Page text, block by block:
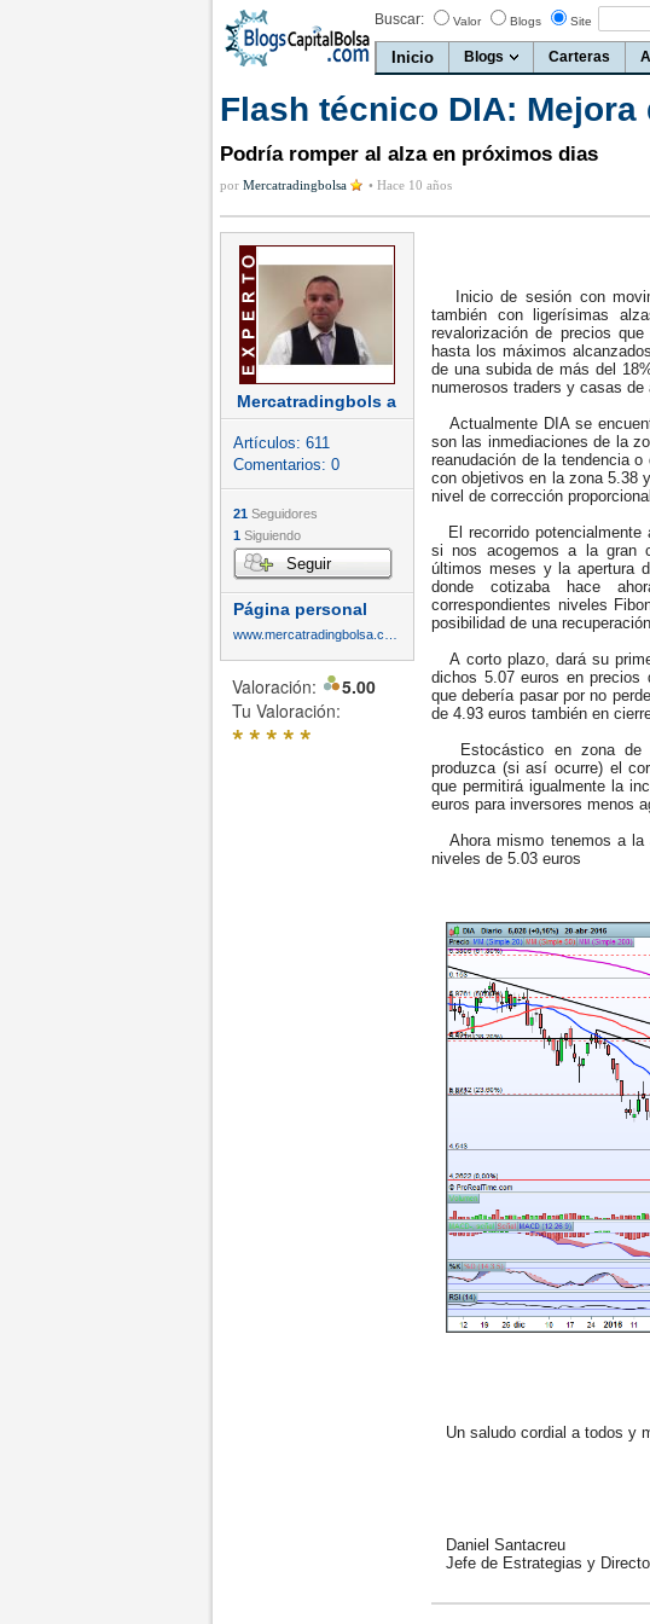
Buscar: Valor Blogs Site
Inicio Blogs Carteras
Flash técnico DIA:
Podría romper al alza en próximos dias
por Mercatradingbolsa • Hace 10 años
Mercatradingbols a
Artículos: 611
Comentarios: 0
21 Seguidores
1 Siguiendo
Seguir
Página personal
Valoración:
5.00
Tu Valoración:
*****
Inicio de sesión con
también con ligerísimas
revalorización de precios
hasta los máximos
de una subida de más del
numerosos traders y casas de
Actualmente DIA se
son las inmediaciones de la
reanudación de la tendencia
con objetivos en la zona 5.38
nivel de corrección
El recorrido potencialmente
si nos acogemos a la gran
últimos meses y la apertura
donde cotizaba hace
correspondientes niveles
posibilidad de una
A corto plazo, dará su
dichos 5.07 euros en
que debería pasar por no
de 4.93 euros también en
Estocástico en zona de
produzca (si así ocurre) el
que permitirá igualmente la
euros para inversores menos
Ahora mismo tenemos a la
niveles de 5.03 euros
Un saludo cordial a todos y
Daniel Santacreu
Jefe de Estrategias y